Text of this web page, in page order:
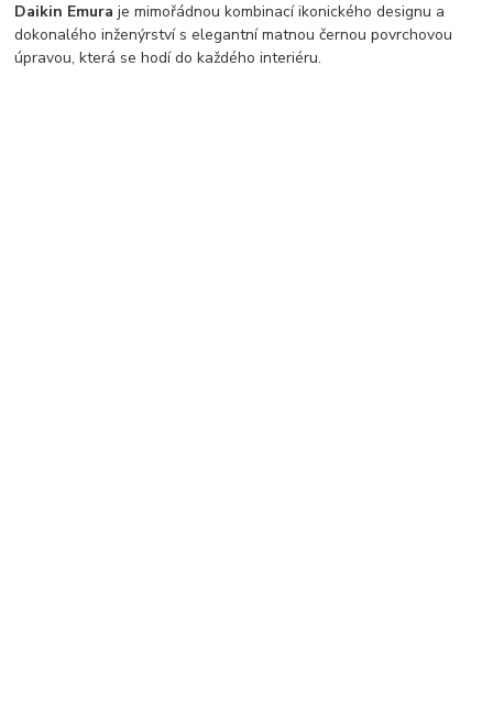
Daikin Emuraje mimořádnou kombinací ikonického designu a
dokonalého inženýrství s elegantní matnou černou povrchovou
úpravou, která se hodí do každého interiéru.